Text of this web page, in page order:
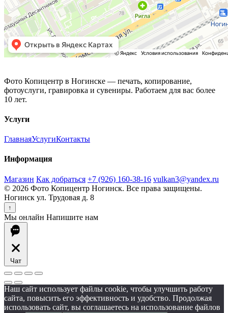
Фото Копицентр в Ногинске — печать, копирование,
фотоуслуги, гравировка и сувениры. Работаем для вас более
10 лет.
Услуги
ГлавнаяУслугиКонтакты
Информация
Магазин Как добраться +7 (926) 160-38-16 vulkan3@yandex.ru
© 2026 Фото Копицентр Ногинск. Все права защищены.
Ногинск ул. Трудовая д. 8
↑
Мы онлайн Напишите нам
Чат
Наш сайт использует файлы cookie, чтобы улучшить работу
сайта, повысить его эффективность и удобство. Продолжая
использовать сайт, вы соглашаетесь на использование файлов